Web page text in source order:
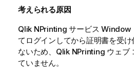
考えられる原因
Qlik NPrinting サービス Window
てログインしてから証明書を受
ないため、 Qlik NPrinting ウェブ
ていません。